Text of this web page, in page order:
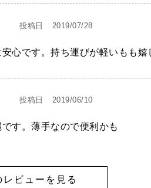
投稿日 2019/07/28
心です。持ち運びが軽いもも嬉
投稿日 2019/06/10
す。薄手なので便利かも
レビューを見る